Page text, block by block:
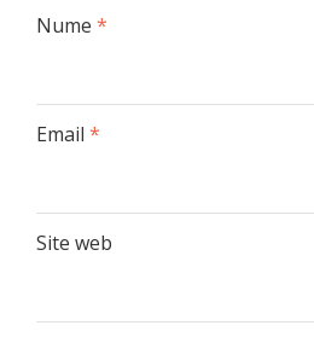
Nume *
Email *
Site web